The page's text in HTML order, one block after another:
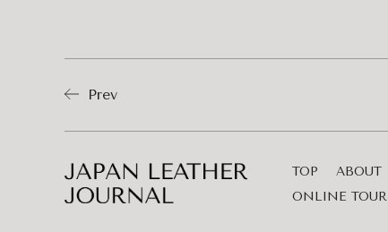
Prev
TOP ABOUT
ONLINE TOUR